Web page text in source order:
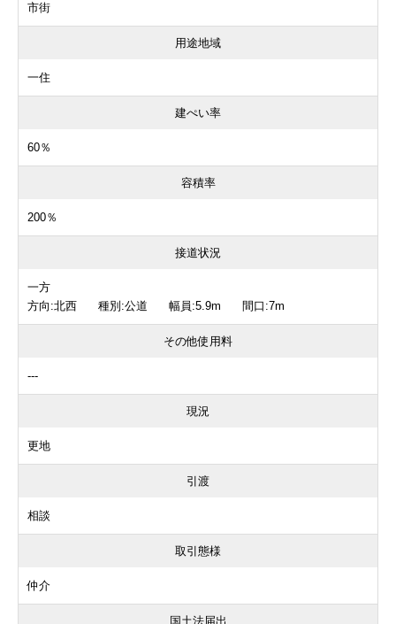
市街
用途地域
一住
建ぺい率
60％
容積率
200％
接道状況
一方
方向:北西 種別:公道 幅員:5.9m 間口:7m
その他使用料
---
現況
更地
引渡
相談
取引態様
仲介
国土法届出